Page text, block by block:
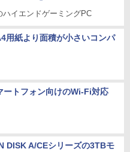
ハイエンドゲーミングPC
用紙より面積が小さいコンパ
ートフォン向けのWi-Fi対応
DISK A/CEシリーズの3TBモ